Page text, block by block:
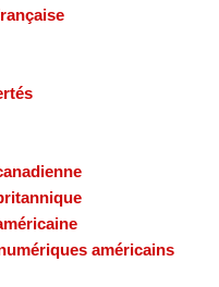
américains